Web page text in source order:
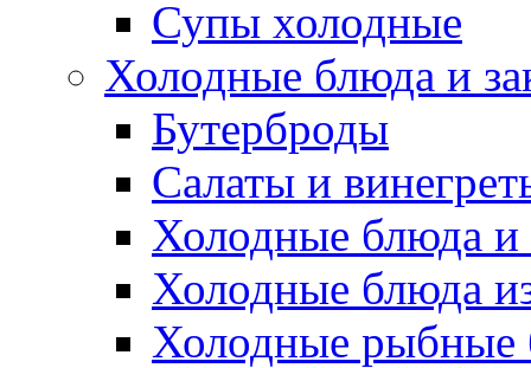
Супы холодные
Холодные блюда и
Бутерброды
Салаты и
Холодные блюда и
Холодные блюда
Холодные рыбные